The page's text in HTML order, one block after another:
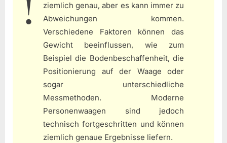
ziemlich genau, aber es kann immer zu
Abweichungen kommen.
Verschiedene Faktoren können das
Gewicht beeinflussen, wie zum
Beispiel die Bodenbeschaffenheit, die
Positionierung auf der Waage oder
sogar unterschiedliche
Messmethoden. Moderne
Personenwaagen sind jedoch
technisch fortgeschritten und können
ziemlich genaue Ergebnisse liefern.